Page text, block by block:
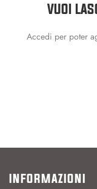
VUOI
Accedi per poter
INFORMAZIONI